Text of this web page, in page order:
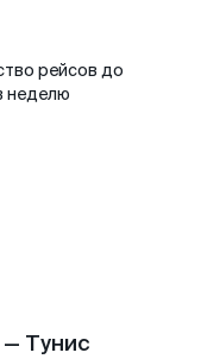
рейсов до
неделю
Тунис